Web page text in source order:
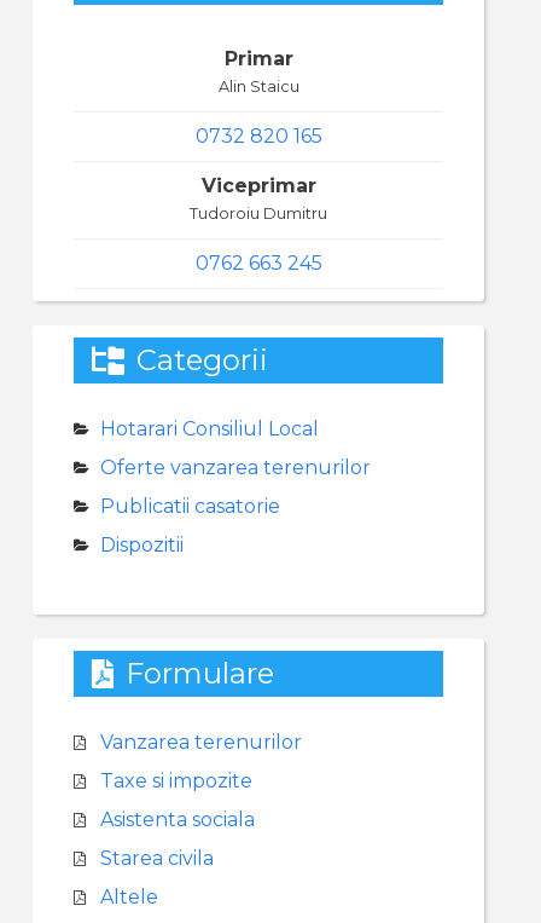
Primar
Alin Staicu
0732 820 165
Viceprimar
Tudoroiu Dumitru
0762 663 245
Categorii
Hotarari Consiliul Local
Oferte vanzarea terenurilor
Publicatii casatorie
Dispozitii
Formulare
Vanzarea terenurilor
Taxe si impozite
Asistenta sociala
Starea civila
Altele